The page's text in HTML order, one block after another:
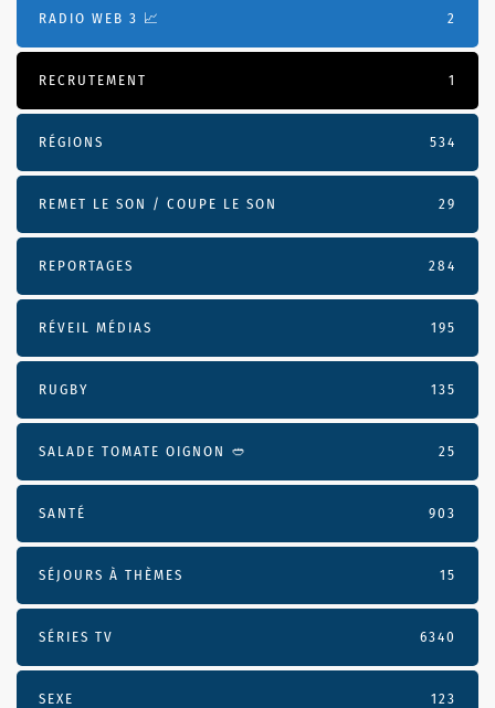
RADIO WEB 3 📈 2
RECRUTEMENT 1
RÉGIONS 534
REMET LE SON / COUPE LE SON 29
REPORTAGES 284
RÉVEIL MÉDIAS 195
RUGBY 135
SALADE TOMATE OIGNON 🥙 25
SANTÉ 903
SÉJOURS À THÈMES 15
SÉRIES TV 6340
SEXE 123